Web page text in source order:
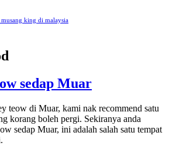
king di malaysia
sedap Muar
teow di Muar, kami nak recommend satu
korang boleh pergi. Sekiranya anda
sedap Muar, ini adalah salah satu tempat